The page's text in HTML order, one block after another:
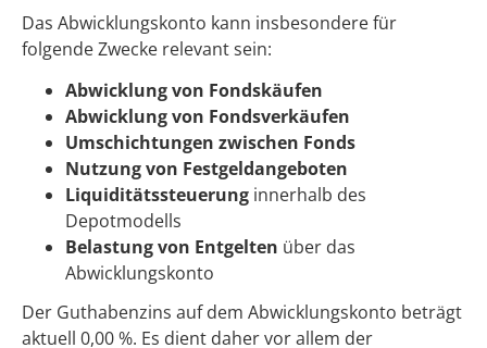
Das Abwicklungskonto kann insbesondere für
folgende Zwecke relevant sein:
Abwicklung von Fondskäufen
Abwicklung von Fondsverkäufen
Umschichtungen zwischen Fonds
Nutzung von Festgeldangeboten
Liquiditätssteuerung innerhalb des
Depotmodells
Belastung von Entgelten über das
Abwicklungskonto
Der Guthabenzins auf dem Abwicklungskonto beträgt
aktuell 0,00 %. Es dient daher vor allem der